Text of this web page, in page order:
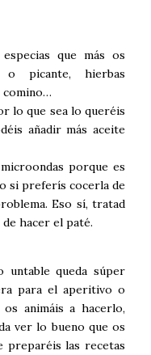
que más os
o picante, hierbas
comino…
lo que sea lo queréis
añadir más aceite
porque es
si preferís cocerla de
Eso sí, tratad
hacer el paté.
untable queda súper
para el aperitivo o
animáis a hacerlo,
ver lo bueno que os
preparéis las recetas